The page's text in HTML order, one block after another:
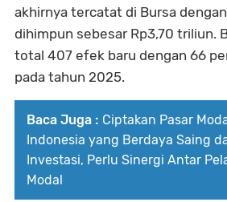
akhirnya tercatat di Bursa
dihimpun sebesar Rp3,70 triliun.
total 407 efek baru dengan 66
pada tahun 2025.
Baca Juga : Ciptakan Pasar
Indonesia yang Berdaya Saing
Investasi, Perlu Sinergi Antar
Modal